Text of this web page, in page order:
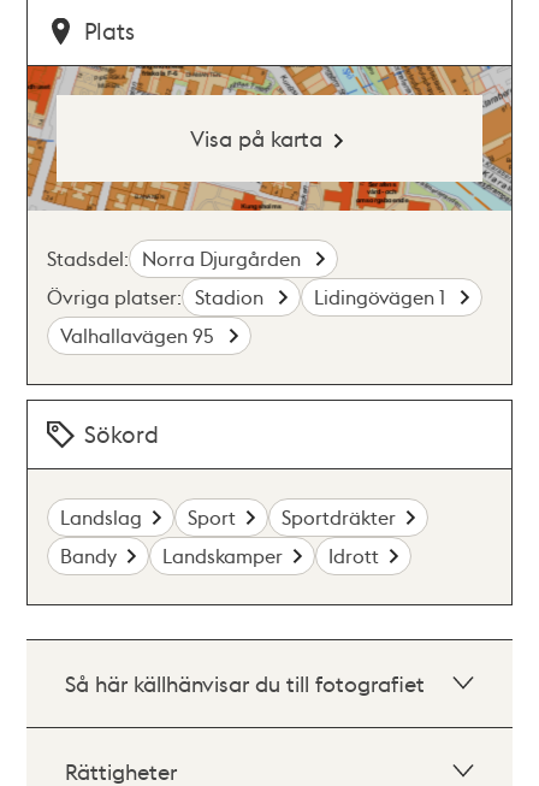
Plats
Visa på karta
Stadsdel: Norra Djurgården
Övriga platser: Stadion
Lidingövägen 1
Valhallavägen 95
Sökord
Landslag Sport
Sportdräkter
Bandy
Landskamper Idrott
Så här källhänvisar du till fotografiet
Rättigheter